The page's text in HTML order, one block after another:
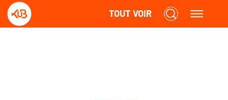
TOUT VOIR